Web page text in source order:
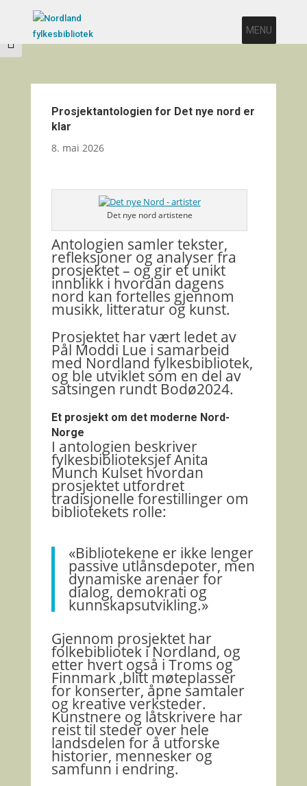
Veksle høykontrast
Veksle skriftstørrelse
MENU
Prosjektantologien for Det nye nord er
klar
8. mai 2026
Det nye nord artistene
Antologien samler tekster,
refleksjoner og analyser fra
prosjektet – og gir et unikt
innblikk i hvordan dagens
nord kan fortelles gjennom
musikk, litteratur og kunst.
Prosjektet har vært ledet av
Pål Moddi Lue i samarbeid
med Nordland fylkesbibliotek,
og ble utviklet som en del av
satsingen rundt Bodø2024.
Et prosjekt om det moderne Nord-
Norge
I antologien beskriver
fylkesbiblioteksjefAnita
Munch Kulsethvordan
prosjektet utfordret
tradisjonelle forestillinger om
bibliotekets rolle:
«Bibliotekene er ikke lenger
passive utlånsdepoter, men
dynamiske arenaer for
dialog, demokrati og
kunnskapsutvikling.»
Gjennom prosjektet har
folkebibliotek i Nordland, og
etter hvert også i Troms og
Finnmark ,blitt møteplasser
for konserter, åpne samtaler
og kreative verksteder.
Kunstnere og låtskrivere har
reist til steder over hele
landsdelen for å utforske
historier, mennesker og
samfunn i endring.